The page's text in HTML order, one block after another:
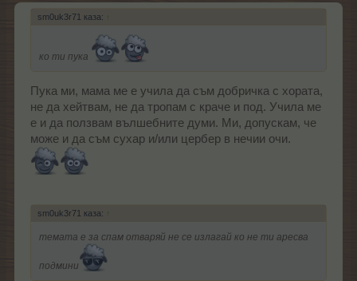
sm0uk3r71 каза: ↑
ко ти пука
Пука ми, мама ме е учила да съм добричка с хората,
не да хейтвам, не да тропам с краче и под. Учила ме
е и да ползвам вълшебните думи. Ми, допускам, че
може и да съм сухар и/или цербер в нечии очи.
sm0uk3r71 каза: ↑
темата е за спам отваряй не се излагай ко не ти аресва
подмини